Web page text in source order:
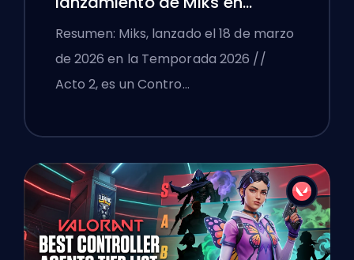
VALORANT explicadas
Resumen: Miks, lanzado el 18 de marzo
de 2026 en la Temporada 2026 //
Acto 2, es un Contro…